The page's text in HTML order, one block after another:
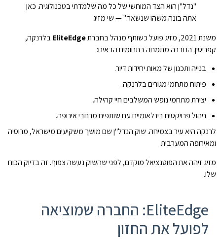
"נדל"ן הוא הצד המוחשי של כל מה שלמדתי בטכנולוגיה. כאן
אתה בונה משהו שנשאר." — שי מזיג
משנת 2021, מזיג פועל כשותף מנהל בחברת
EliteEdgeבלרנקה,
קפריסין. החברה מתמחה בתחומים הבאים:
בנייה ותכנון של מאות יחידות דיור.
פיתוח מתחמי מגורים בלרנקה.
יצירת מתחמי נופש המשלבים חיי קהילה.
ניהול פרויקטים בינלאומיים עם שותפים מרחבי אירופה.
לרנקה היא עיר בצמיחה. שוק הנדל"ן שם מושך משקיעים מישראל, מרוסיה
ומאירופה המערבית.
מזיג זיהה את הפוטנציאל מוקדם, לפני שהשוק נעשה צפוף. זה בדיוק הכוח
שלו.
EliteEdge: החברה שמוציאה
לפועל את החזון